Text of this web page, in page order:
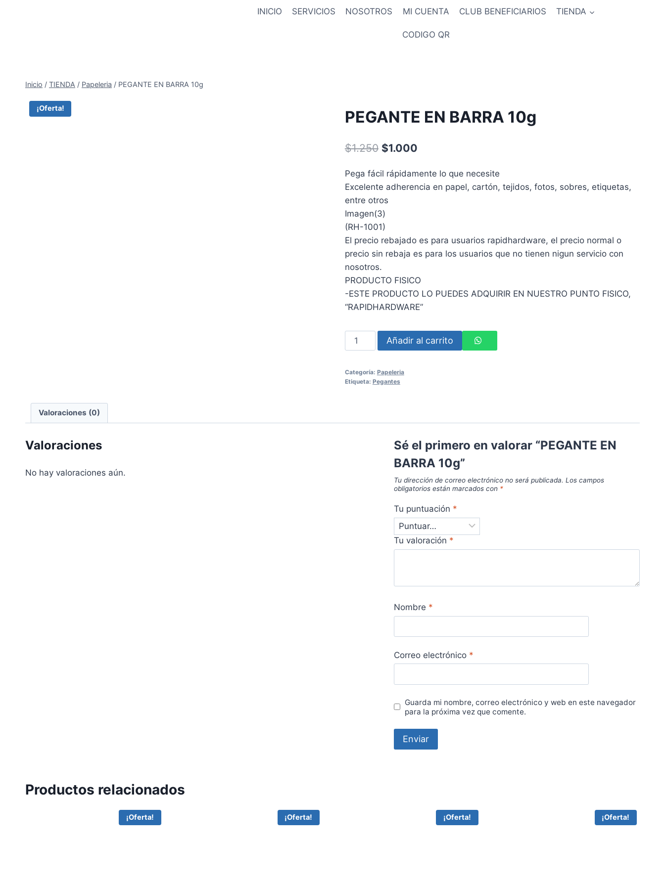
INICIO SERVICIOS NOSOTROS MI CUENTA CLUB BENEFICIARIOS TIENDA
CODIGO QR
Inicio / TIENDA / Papeleria / PEGANTE EN BARRA 10g
¡Oferta! PEGANTE EN BARRA 10g
$1.250 El
original
era:
$1.250.
$1.000El
actual
Pega fácil rápidamente lo que necesite
Excelente adherencia en papel, cartón, tejidos, fotos, sobres, etiquetas,
entre otros
Imagen(3)
(RH-1001)
El precio rebajado es para usuarios rapidhardware, el precio normal o
precio sin rebaja es para los usuarios que no tienen nigun servicio con
nosotros.
PRODUCTO FISICO
-ESTE PRODUCTO LO PUEDES ADQUIRIR EN NUESTRO PUNTO FISICO,
“RAPIDHARDWARE”
PEGANTE
EN
10g
Añadir al carrito
Categoría: Papeleria
Etiqueta: Pegantes
Valoraciones (0)
Valoraciones
No hay valoraciones aún.
Sé el primero en valorar “PEGANTE EN
BARRA 10g”
Tu dirección de correo electrónico no será publicada. Los campos
obligatorios están marcados con *
Tu puntuación *
Tu valoración *
Nombre *
Correo electrónico *
Guarda mi nombre, correo electrónico y web en este navegador
para la próxima vez que comente.
Productos relacionados
¡Oferta! ¡Oferta! ¡Oferta! ¡Oferta!